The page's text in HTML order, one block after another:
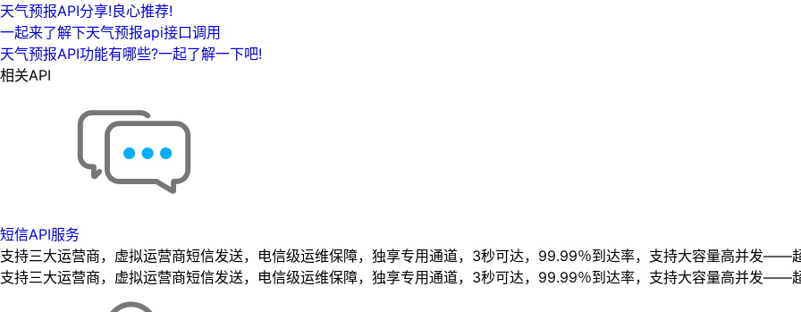
天气预报API分享!良心推荐!
一起来了解下天气预报api接口调用
天气预报API功能有哪些?一起了解一下吧!
相关API
短信API服务
支持三大运营商，虚拟运营商短信发送，电信级运维保障，独享专用通道，3秒可达，99.99％到达率，支持大容量高并发——
支持三大运营商，虚拟运营商短信发送，电信级运维保障，独享专用通道，3秒可达，99.99％到达率，支持大容量高并发——